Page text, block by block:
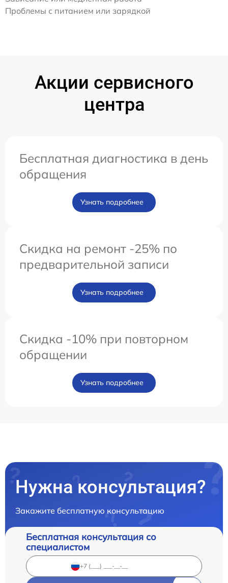
Проблемы с питанием или зарядкой
Акции сервисного
центра
Бесплатная диагностика в день
обращения
Узнать подробнее
Скидка на ремонт -25% по
предварительной записи
Узнать подробнее
Скидка -10% при повторном
обращении
Узнать подробнее
Нужна консультация?
Закажите бесплатную консультацию
Бесплатная консультация со
специалистом